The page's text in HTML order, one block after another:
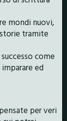
mondi nuovi,
tramite
come
ed
per veri